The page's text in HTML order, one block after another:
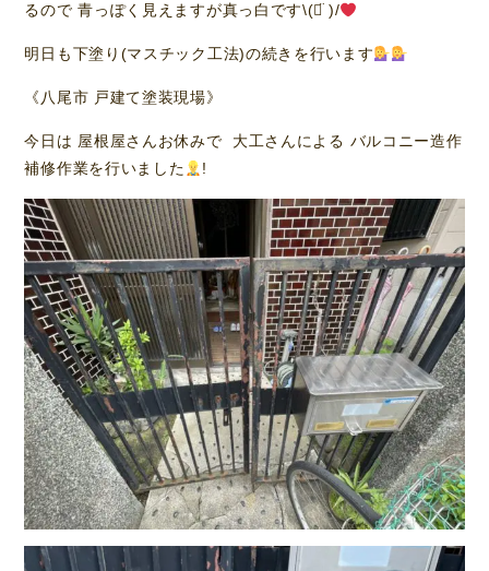
るので 青っぽく見えますが真っ白です\(ᯅ̈ )/
明日も下塗り(マスチック工法)の続きを行います
《八尾市 戸建て塗装現場》
今日は 屋根屋さんお休みで 大工さんによる バルコニー造作
補修作業を行いました
!